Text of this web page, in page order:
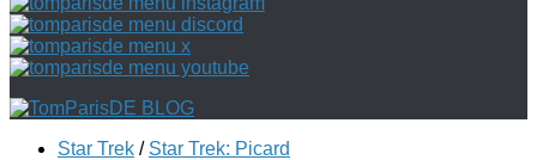
Star Trek / Star Trek: Picard